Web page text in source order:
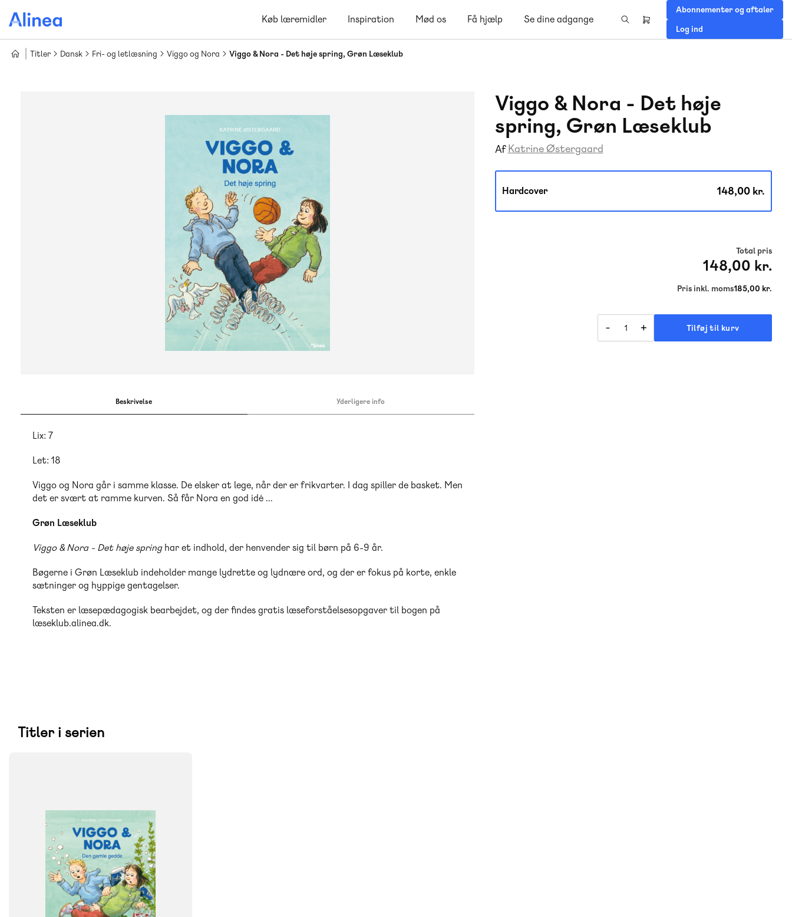
hovedindhold
Køb læremidler Inspiration Mød os Få hjælp Se dine adgange
Header
Abonnementer og aftaler
Log ind
Titler Dansk Fri- og letlæsning Viggo og Nora Viggo & Nora - Det høje spring, Grøn Læseklub
Viggo & Nora - Det høje
spring, Grøn Læseklub
Af Katrine Østergaard
Hardcover 148,00 kr.
Total pris
148,00 kr.
Pris inkl. moms185,00 kr.
- + Tilføj til kurv
Beskrivelse Yderligere info
Lix: 7
Let: 18
Viggo og Nora går i samme klasse. De elsker at lege, når der er frikvarter. I dag spiller de basket. Men
det er svært at ramme kurven. Så får Nora en god idé ...
Grøn Læseklub
Viggo & Nora - Det høje springhar et indhold, der henvender sig til børn på 6-9 år.
Bøgerne i Grøn Læseklub indeholder mange lydrette og lydnære ord, og der er fokus på korte, enkle
sætninger og hyppige gentagelser.
Teksten er læsepædagogisk bearbejdet, og der findes gratis læseforståelsesopgaver til bogen på
læseklub.alinea.dk.
Titler i serien
0. klasse 1. klasse 2. klasse 3. klasse
Flergangsbog
9788723564719